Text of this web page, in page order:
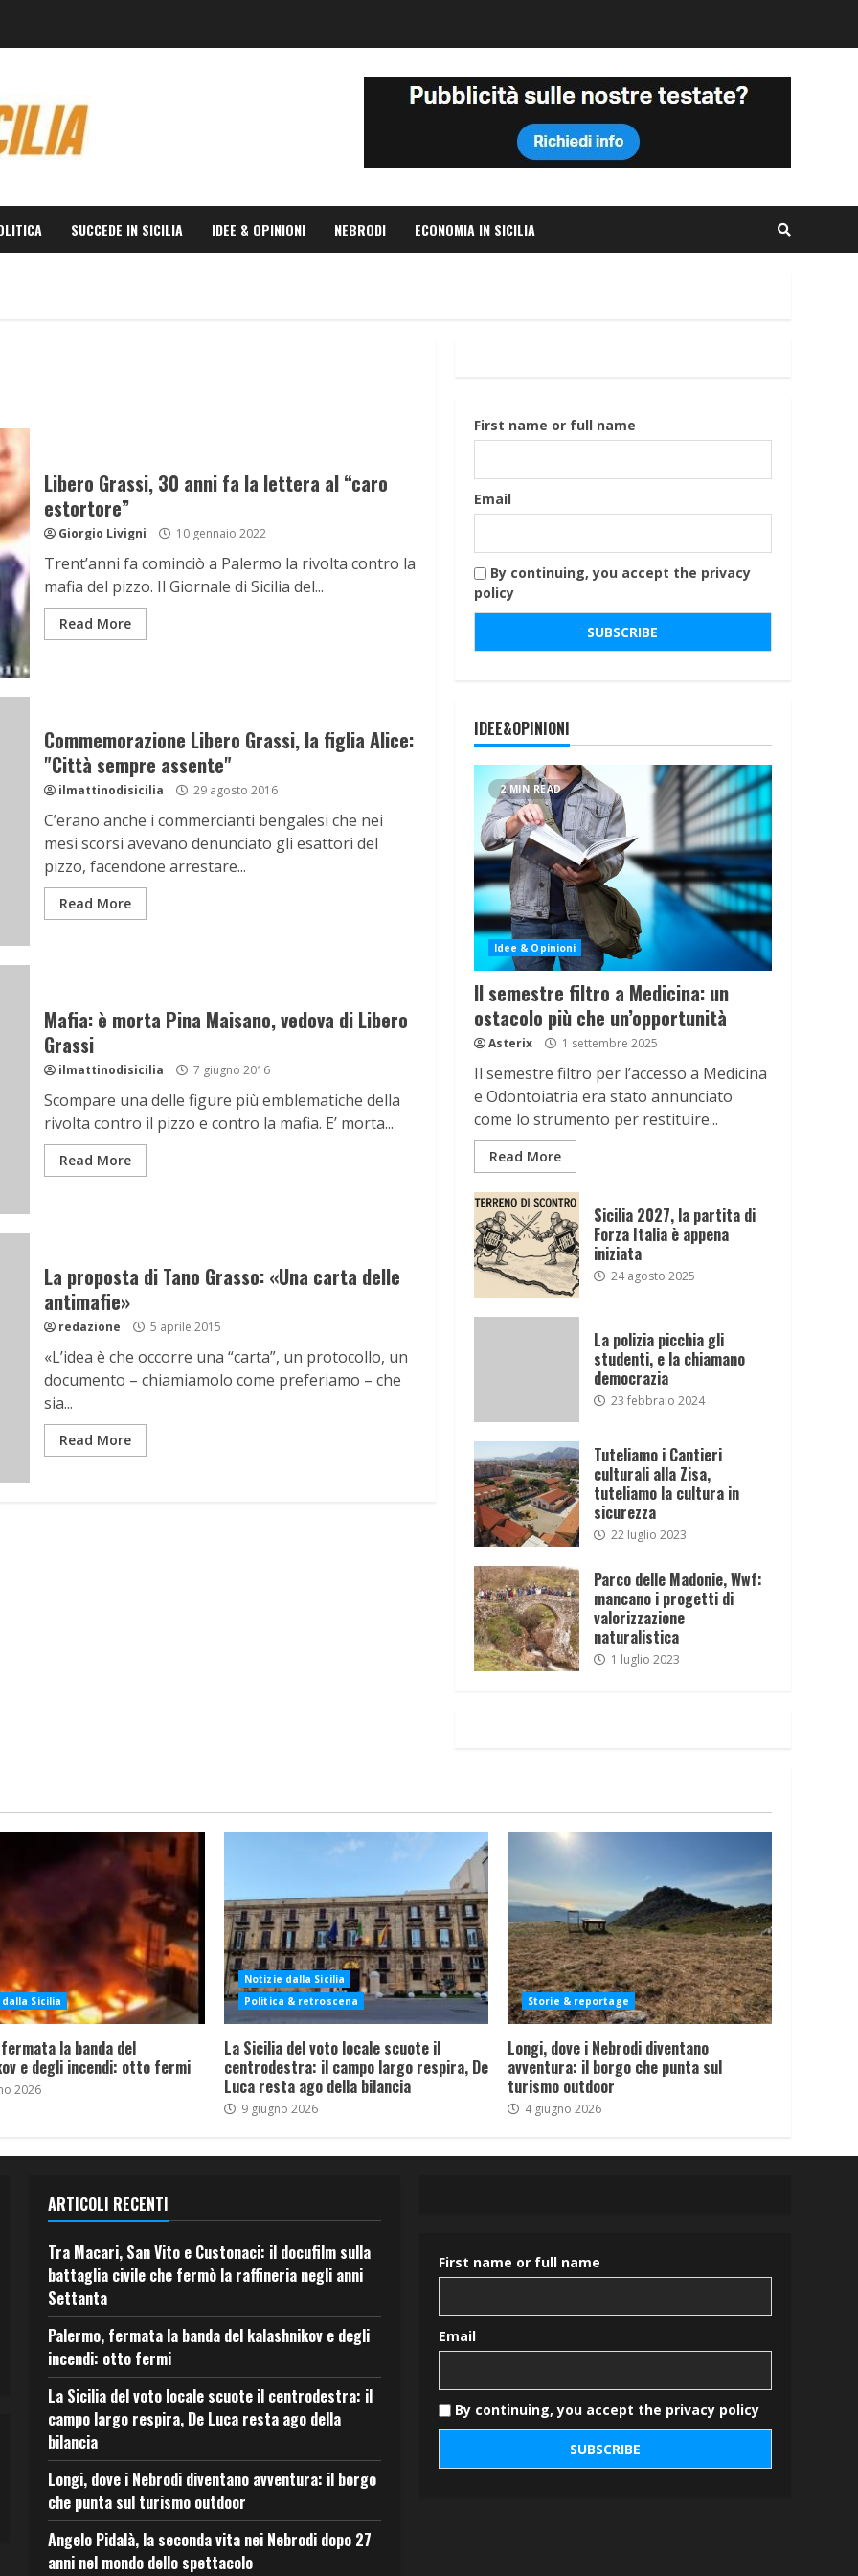
SUCCEDE IN SICILIA IDEE & OPINIONI NEBRODI ECONOMIA IN SICILIA
Libero Grassi, 30 anni fa la lettera al “caro
estortore”
Giorgio Livigni 10 gennaio 2022
Trent’anni fa cominciò a Palermo la rivolta contro la
mafia del pizzo. Il Giornale di Sicilia del...
Read More
Commemorazione Libero Grassi, la figlia Alice:
"Città sempre assente"
ilmattinodisicilia 29 agosto 2016
C’erano anche i commercianti bengalesi che nei
mesi scorsi avevano denunciato gli esattori del
pizzo, facendone arrestare...
Read More
Mafia: è morta Pina Maisano, vedova di Libero
Grassi
ilmattinodisicilia 7 giugno 2016
Scompare una delle figure più emblematiche della
rivolta contro il pizzo e contro la mafia. E’ morta...
Read More
La proposta di Tano Grasso: «Una carta delle
antimafie»
redazione 5 aprile 2015
«L’idea è che occorre una “carta”, un protocollo, un
documento – chiamiamolo come preferiamo – che
sia...
Read More
First name or full name
Email
By continuing, you accept the privacy
policy
IDEE&OPINIONI
2 MIN READ
Idee & Opinioni
Il semestre filtro a Medicina: un
ostacolo più che un’opportunità
Asterix 1 settembre 2025
Il semestre filtro per l’accesso a Medicina
e Odontoiatria era stato annunciato
come lo strumento per restituire...
Read More
Sicilia 2027, la partita di
Forza Italia è appena
iniziata
24 agosto 2025
La polizia picchia gli
studenti, e la chiamano
democrazia
23 febbraio 2024
Tuteliamo i Cantieri
culturali alla Zisa,
tuteliamo la cultura in
sicurezza
22 luglio 2023
Parco delle Madonie, Wwf:
mancano i progetti di
valorizzazione
naturalistica
1 luglio 2023
Sicilia
la banda del
e degli incendi: otto fermi
2026
Notizie dalla Sicilia
Politica & retroscena
La Sicilia del voto locale scuote il
centrodestra: il campo largo respira, De
Luca resta ago della bilancia
9 giugno 2026
Storie & reportage
Longi, dove i Nebrodi diventano
avventura: il borgo che punta sul
turismo outdoor
4 giugno 2026
ARTICOLI RECENTI
Tra Macari, San Vito e Custonaci: il docufilm sulla
battaglia civile che fermò la raffineria negli anni
Settanta
Palermo, fermata la banda del kalashnikov e degli
incendi: otto fermi
La Sicilia del voto locale scuote il centrodestra: il
campo largo respira, De Luca resta ago della
bilancia
Longi, dove i Nebrodi diventano avventura: il borgo
che punta sul turismo outdoor
Angelo Pidalà, la seconda vita nei Nebrodi dopo 27
anni nel mondo dello spettacolo
First name or full name
Email
By continuing, you accept the privacy policy